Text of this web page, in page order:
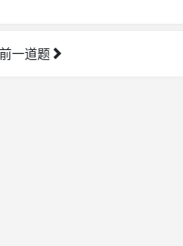
前一道题